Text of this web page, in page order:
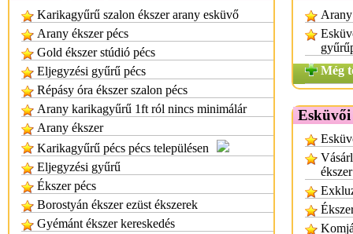
Karikagyűrű szalon ékszer arany esküvő
Arany ékszer pécs
Gold ékszer stúdió pécs
Eljegyzési gyűrű pécs
Répásy óra ékszer szalon pécs
Arany karikagyűrű 1ft ról nincs minimálár
Arany ékszer
Karikagyűrű pécs pécs településen
Eljegyzési gyűrű
Ékszer pécs
Borostyán ékszer ezüst ékszerek
Gyémánt ékszer kereskedés
Még
Esküvői